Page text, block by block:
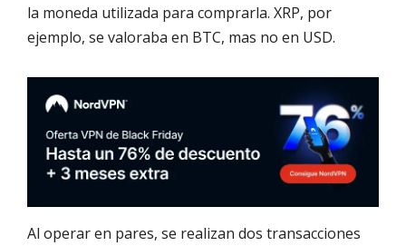
la moneda utilizada para comprarla. XRP, por
ejemplo, se valoraba en BTC, mas no en USD.
Al operar en pares, se realizan dos transacciones